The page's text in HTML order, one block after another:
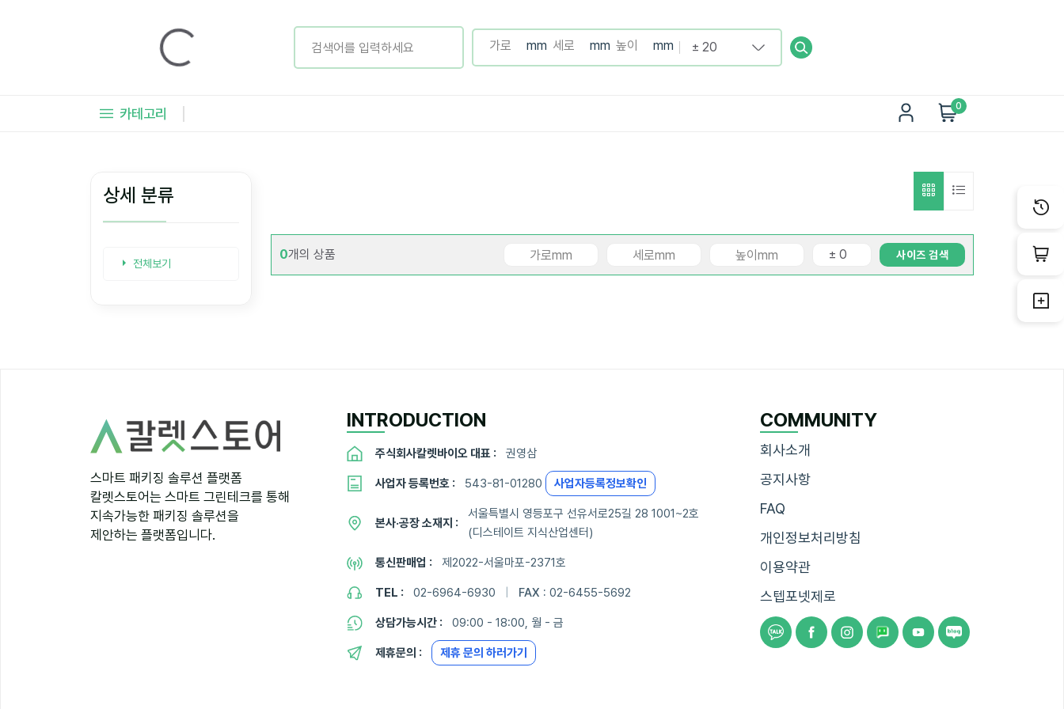
카테고리 0
상세 분류
전체보기
0개의 상품 사이즈 검색
스마트 패키징 솔루션 플랫폼
칼렛스토어는 스마트 그린테크를 통해
지속가능한 패키징 솔루션을
제안하는 플랫폼입니다.
INTRODUCTION
주식회사칼렛바이오 대표 : 권영삼
사업자 등록번호 : 543-81-01280 사업자등록정보확인
본사·공장 소재지 :
서울특별시 영등포구 선유서로25길 28 1001~2호
(디스테이트 지식산업센터)
통신판매업 : 제2022-서울마포-2371호
TEL : 02-6964-6930 FAX : 02-6455-5692
상담가능시간 : 09:00 - 18:00, 월 - 금
제휴문의 : 제휴 문의 하러가기
COMMUNITY
회사소개
공지사항
FAQ
개인정보처리방침
이용약관
스텝포넷제로